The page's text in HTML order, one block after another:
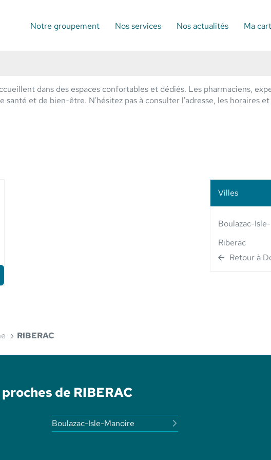
Notre groupement Nos services Nos actualités Ma
dans des espaces confortables et dédiés. Les pharmaciens,
et de bien-être. N'hésitez pas à consulter l'adresse, les horaires
Villes
Boulazac-
Riberac
Retour à
RIBERAC
de RIBERAC
Boulazac-Isle-Manoire